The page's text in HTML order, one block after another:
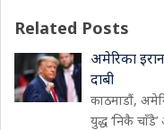
Related Posts
अमेरिका
दाबी
काठमाडौं,
युद्ध ‘निकै